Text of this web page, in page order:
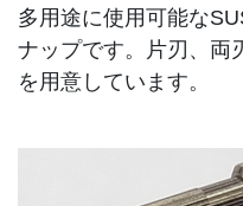
多用途に使用可能な
ナップです。片刃、両
を用意しています。